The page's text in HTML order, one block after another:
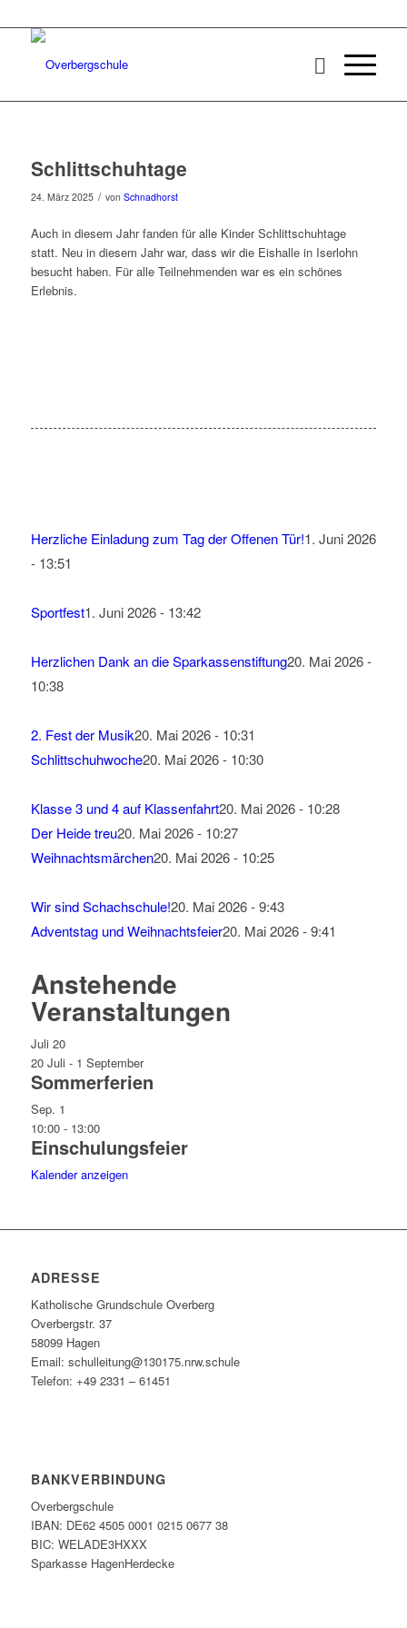
Schlittschuhtage
24. März 2025 / von Schnadhorst
Auch in diesem Jahr fanden für alle Kinder Schlittschuhtage
statt. Neu in diesem Jahr war, dass wir die Eishalle in Iserlohn
besucht haben. Für alle Teilnehmenden war es ein schönes
Erlebnis.
Herzliche Einladung zum Tag der Offenen Tür!1. Juni 2026
- 13:51
Sportfest1. Juni 2026 - 13:42
Herzlichen Dank an die Sparkassenstiftung20. Mai 2026 -
10:38
2. Fest der Musik20. Mai 2026 - 10:31
Schlittschuhwoche20. Mai 2026 - 10:30
Klasse 3 und 4 auf Klassenfahrt20. Mai 2026 - 10:28
Der Heide treu20. Mai 2026 - 10:27
Weihnachtsmärchen20. Mai 2026 - 10:25
Wir sind Schachschule!20. Mai 2026 - 9:43
Adventstag und Weihnachtsfeier20. Mai 2026 - 9:41
Anstehende
Veranstaltungen
Juli 20
20 Juli - 1 September
Sommerferien
Sep. 1
10:00- 13:00
Einschulungsfeier
Kalender anzeigen
ADRESSE
Katholische Grundschule Overberg
Overbergstr. 37
58099 Hagen
Email: schulleitung@130175.nrw.schule
Telefon: +49 2331 – 61451
BANKVERBINDUNG
Overbergschule
IBAN: DE62 4505 0001 0215 0677 38
BIC: WELADE3HXXX
Sparkasse HagenHerdecke